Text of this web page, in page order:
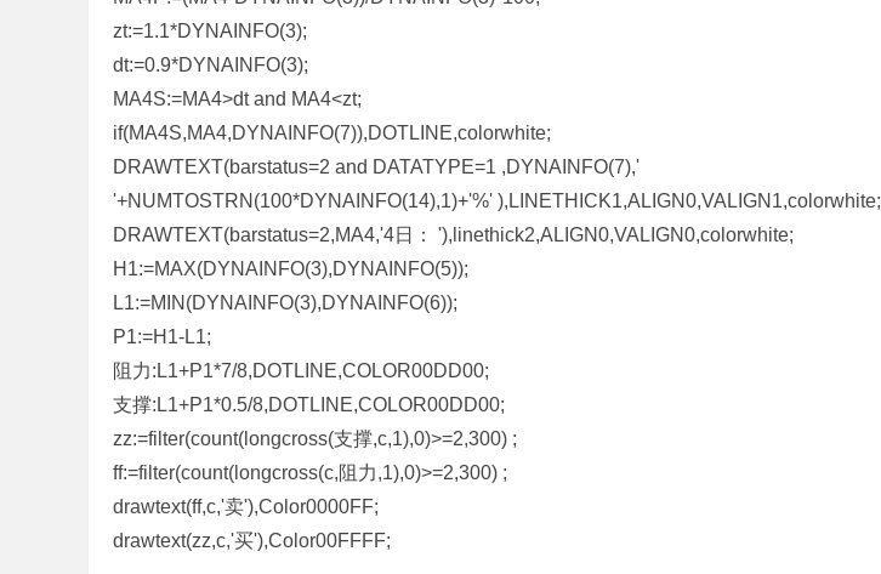
zt:=1.1*DYNAINFO(3);
dt:=0.9*DYNAINFO(3);
MA4S:=MA4>dt and MA4<zt;
if(MA4S,MA4,DYNAINFO(7)),DOTLINE,colorwhite;
DRAWTEXT(barstatus=2 and DATATYPE=1 ,DYNAINFO(7),'
'+NUMTOSTRN(100*DYNAINFO(14),1)+'%' ),LINETHICK1,ALIGN0,VALIGN1,colorwhite;
DRAWTEXT(barstatus=2,MA4,'4日： '),linethick2,ALIGN0,VALIGN0,colorwhite;
H1:=MAX(DYNAINFO(3),DYNAINFO(5));
L1:=MIN(DYNAINFO(3),DYNAINFO(6));
P1:=H1-L1;
阻力:L1+P1*7/8,DOTLINE,COLOR00DD00;
支撑:L1+P1*0.5/8,DOTLINE,COLOR00DD00;
zz:=filter(count(longcross(支撑,c,1),0)>=2,300) ;
ff:=filter(count(longcross(c,阻力,1),0)>=2,300) ;
drawtext(ff,c,'卖'),Color0000FF;
drawtext(zz,c,'买'),Color00FFFF;